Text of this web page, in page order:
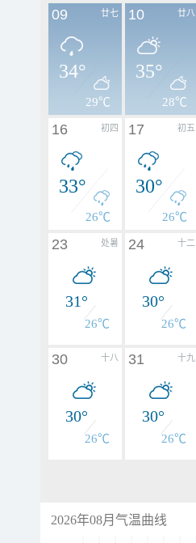
廿七
09
34°
29℃
廿八
10
35°
28℃
初四
16
33°
26℃
初五
17
30°
26℃
处暑
23
31°
26℃
十二
24
30°
26℃
十八
30
30°
26℃
十九
31
30°
26℃
2026年08月气温曲线